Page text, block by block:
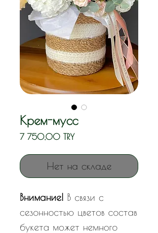
Крем-мусс
7 750,00 TRYЦена
Нет на складе
Внимание! В связи с
сезонностью цветов состав
букета может немного